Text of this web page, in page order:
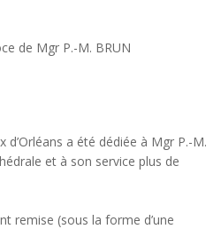
de Mgr P.-M. BRUN
a été dédiée à Mgr P.-M.
et à son service plus de
remise (sous la forme d’une